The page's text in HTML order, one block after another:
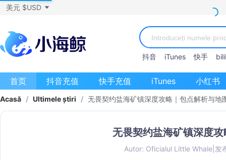
美元 $USD
抖音 iTunes 快手
首页 抖音充值 快手充值 iTunes 小红书
Acasă / Ultimele știri / 无畏契约盐海矿镇深度攻略｜包点解析与地
无畏契约盐海矿镇深度
Autor: Oficialul Little Whale| 发